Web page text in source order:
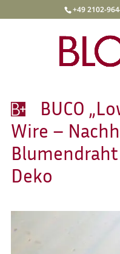
+49 2102-
BUCO
Wire –
Deko